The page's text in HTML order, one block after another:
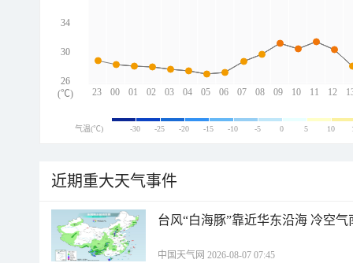
23 00 01 02 03 04 05 06 07 08 09 10 11 12
34
30
26
(℃)
气温(℃) -30 -25 -20 -15 -10 -5 0 5 10
近期重大天气事件
台风“白海豚”靠近华东沿海 冷空
中国天气网 2026-08-07 07:45